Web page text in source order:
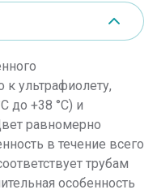
к ультрафиолету,
до +38 °C) и
равномерно
в течение всего
трубам
особенность